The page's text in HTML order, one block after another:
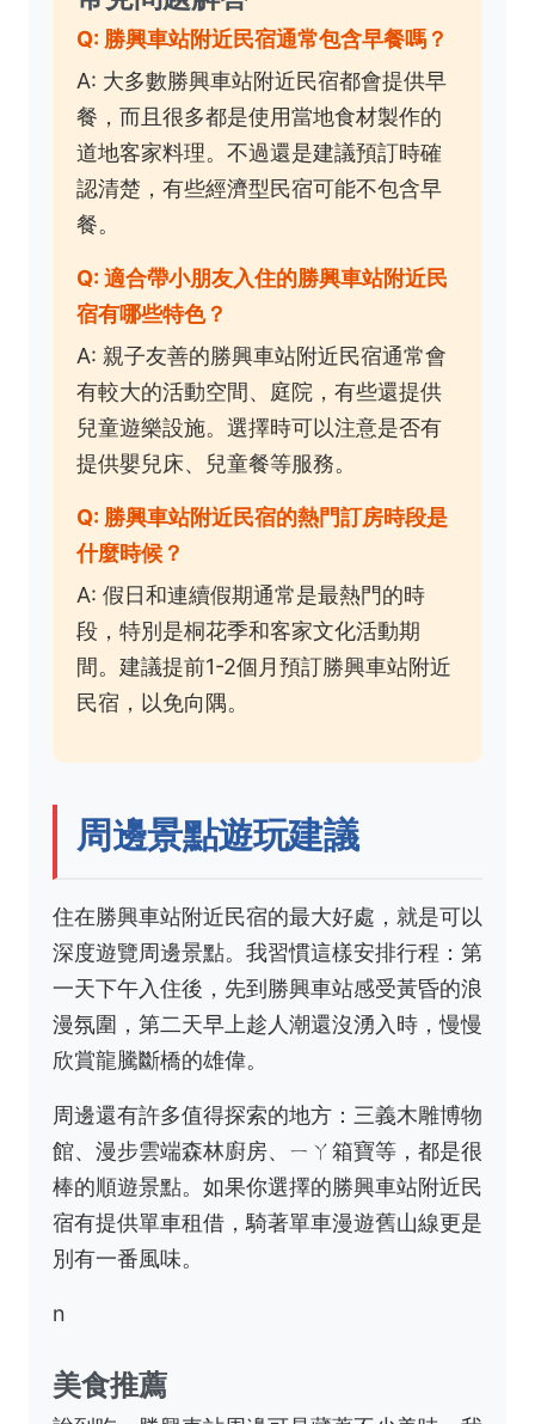
Q: 勝興車站附近民宿通常包含早餐嗎？
A: 大多數勝興車站附近民宿都會提供早
餐，而且很多都是使用當地食材製作的
道地客家料理。不過還是建議預訂時確
認清楚，有些經濟型民宿可能不包含早
餐。
Q: 適合帶小朋友入住的勝興車站附近民
宿有哪些特色？
A: 親子友善的勝興車站附近民宿通常會
有較大的活動空間、庭院，有些還提供
兒童遊樂設施。選擇時可以注意是否有
提供嬰兒床、兒童餐等服務。
Q: 勝興車站附近民宿的熱門訂房時段是
什麼時候？
A: 假日和連續假期通常是最熱門的時
段，特別是桐花季和客家文化活動期
間。建議提前1-2個月預訂勝興車站附近
民宿，以免向隅。
周邊景點遊玩建議
住在勝興車站附近民宿的最大好處，就是可以
深度遊覽周邊景點。我習慣這樣安排行程：第
一天下午入住後，先到勝興車站感受黃昏的浪
漫氛圍，第二天早上趁人潮還沒湧入時，慢慢
欣賞龍騰斷橋的雄偉。
周邊還有許多值得探索的地方：三義木雕博物
館、漫步雲端森林廚房、ㄧㄚ箱寶等，都是很
棒的順遊景點。如果你選擇的勝興車站附近民
宿有提供單車租借，騎著單車漫遊舊山線更是
別有一番風味。
n
美食推薦